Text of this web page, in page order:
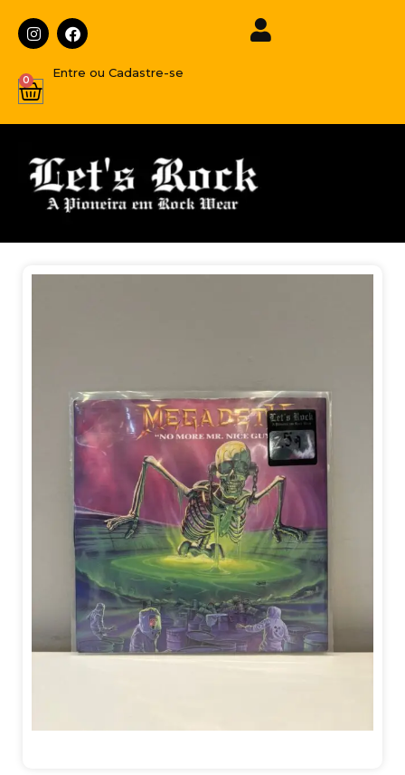
Entre ou Cadastre-se
0